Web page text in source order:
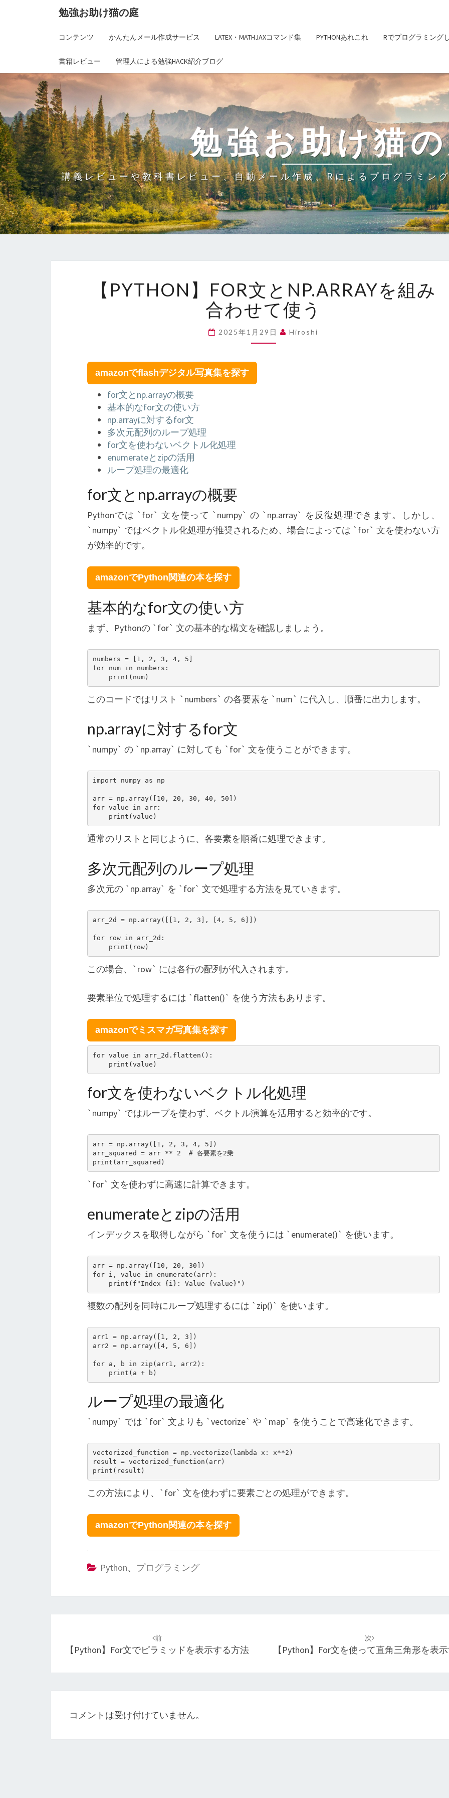
勉強お助け猫の庭
コンテンツ かんたんメール作成サービス LATEX・MATHJAXコマンド集 PYTHONあれこれ Rでプログラミング
書籍レビュー 管理人による勉強HACK紹介ブログ
勉強お助け猫
講義レビューや教科書レビュー、自動メール作成、Rによるプログラミン
FOR
文
と
を
【PYTHON】FOR文とNP.ARRAYを組み
合わせて使う
2025年1月29日 Hiroshi
amazonでflashデジタル写真集を探す
for文とnp.arrayの概要
基本的なfor文の使い方
np.arrayに対するfor文
多次元配列のループ処理
for文を使わないベクトル化処理
enumerateとzipの活用
ループ処理の最適化
for文とnp.arrayの概要
Pythonでは `for` 文を使って `numpy` の `np.array` を反復処理できます。しかし、
`numpy` ではベクトル化処理が推奨されるため、場合によっては `for` 文を使わない方
が効率的です。
amazonでPython関連の本を探す
基本的なfor文の使い方
まず、Pythonの `for` 文の基本的な構文を確認しましょう。
numbers = [1, 2, 3, 4, 5]
for num in numbers:
このコードではリスト `numbers` の各要素を `num` に代入し、順番に出力します。
np.arrayに対するfor文
`numpy` の `np.array` に対しても `for` 文を使うことができます。
import numpy as np
arr = np.array([10, 20, 30, 40, 50])
for value in arr:
通常のリストと同じように、各要素を順番に処理できます。
多次元配列のループ処理
多次元の `np.array` を `for` 文で処理する方法を見ていきます。
arr_2d = np.array([[1, 2, 3], [4, 5, 6]])
for row in arr_2d:
この場合、`row` には各行の配列が代入されます。
要素単位で処理するには `flatten()` を使う方法もあります。
amazonでミスマガ写真集を探す
for value in arr_2d.flatten():
for文を使わないベクトル化処理
`numpy` ではループを使わず、ベクトル演算を活用すると効率的です。
arr = np.array([1, 2, 3, 4, 5])
arr_squared = arr ** 2  # 各要素を2乗
`for` 文を使わずに高速に計算できます。
enumerateとzipの活用
インデックスを取得しながら `for` 文を使うには `enumerate()` を使います。
arr = np.array([10, 20, 30])
for i, value in enumerate(arr):
複数の配列を同時にループ処理するには `zip()` を使います。
arr1 = np.array([1, 2, 3])
arr2 = np.array([4, 5, 6])
for a, b in zip(arr1, arr2):
ループ処理の最適化
`numpy` では `for` 文よりも `vectorize` や `map` を使うことで高速化できます。
vectorized_function = np.vectorize(lambda x: x**2)
result = vectorized_function(arr)
この方法により、`for` 文を使わずに要素ごとの処理ができます。
amazonでPython関連の本を探す
Python、 プログラミング
ビ
ゲ
ョ
前
【Python】for文でピラミッドを表示する方法
次
【Python】for文を使って直角三角形を表
コメントは受け付けていません。